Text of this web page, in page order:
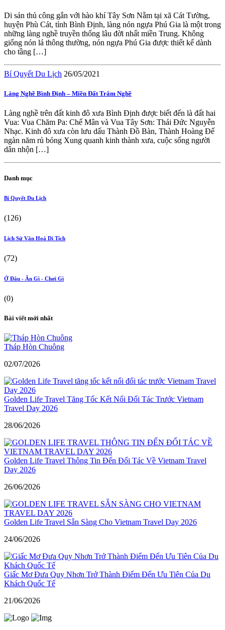
Di sản thủ công gắn với hào khí Tây Sơn Nằm tại xã Cát Tường,
huyện Phù Cát, tỉnh Bình Định, làng nón ngựa Phú Gia là một trong
những làng nghề truyền thống lâu đời nhất miền Trung. Không
giống nón lá thông thường, nón ngựa Phú Gia được thiết kế dành
cho tầng […]
Bí Quyết Du Lịch 26/05/2021
Làng Nghề Bình Định – Miền Đất Trăm Nghề
Làng nghề trên đất kinh đô xưa Bình Định được biết đến là đất hai
Vua: Vua Chăm Pa: Chế Mân và Vua Tây Sơn: Thái Đức Nguyễn
Nhạc. Kinh đô xưa còn lưu dấu Thành Đồ Bàn, Thành Hoàng Đế
ngàn năm rủ bóng Xung quanh kinh thành xưa, cuộc sống người
dân nhộn […]
Danh mục
Bí Quyết Du Lịch
(126)
Lịch Sử Văn Hoá Di Tích
(72)
Ở Đâu - Ăn Gì - Chơi Gì
(0)
Bài viết mới nhất
Tháp Hòn Chuông
02/07/2026
Golden Life Travel Tăng Tốc Kết Nối Đối Tác Trước Vietnam
Travel Day 2026
28/06/2026
Golden Life Travel Thông Tin Đến Đối Tác Về Vietnam Travel
Day 2026
26/06/2026
Golden Life Travel Sẵn Sàng Cho Vietnam Travel Day 2026
24/06/2026
Giấc Mơ Đưa Quy Nhơn Trở Thành Điểm Đến Ưu Tiên Của Du
Khách Quốc Tế
21/06/2026